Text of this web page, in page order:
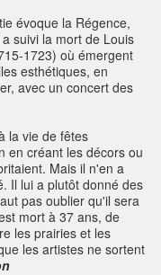
évoque la Régence,
suivi la mort de Louis
1723) où émergent
esthétiques, en
avec un concert des
la vie de fêtes
en créant les décors ou
Mais il n'en a
Il lui a plutôt donné des
pas oublier qu'il sera
mort à 37 ans, de
les prairies et les
les artistes ne sortent